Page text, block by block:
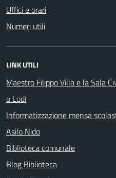
Uffici e orari
Numeri utili
LINK UTILI
Maestro Filippo Villa e la Sala
o Lodi
Informatizzazione mensa
Asilo Nido
Biblioteca comunale
Blog Biblioteca